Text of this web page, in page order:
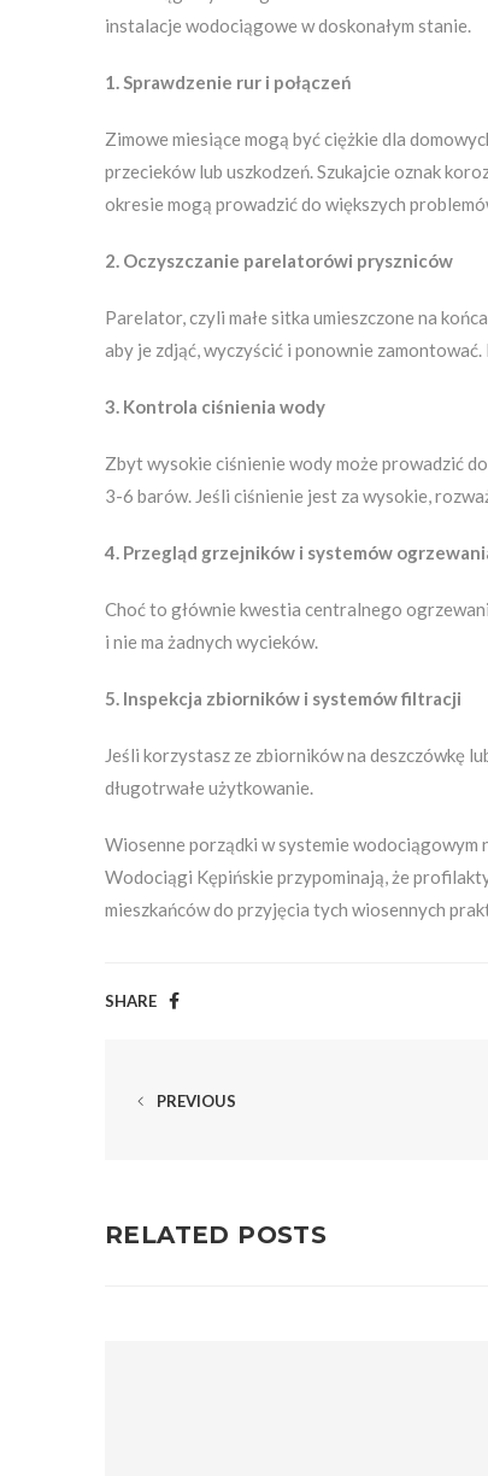
instalacje wodociągowe w doskonałym stanie.
1. Sprawdzenie rur i połączeń
Zimowe miesiące mogą być ciężkie dla
przecieków lub uszkodzeń. Szukajcie oznak
okresie mogą prowadzić do większych
2. Oczyszczanie parelatorówi pryszniców
Parelator, czyli małe sitka umieszczone na
aby je zdjąć, wyczyścić i ponownie
3. Kontrola ciśnienia wody
Zbyt wysokie ciśnienie wody może prowadzić
3-6 barów. Jeśli ciśnienie jest za wysokie,
4. Przegląd grzejników i systemów
Choć to głównie kwestia centralnego
i nie ma żadnych wycieków.
5. Inspekcja zbiorników i systemów filtracji
Jeśli korzystasz ze zbiorników na deszczówkę
długotrwałe użytkowanie.
Wiosenne porządki w systemie wodociągowym
Wodociągi Kępińskie przypominają, że
mieszkańców do przyjęcia tych wiosennych
SHARE
PREVIOUS
RELATED POSTS